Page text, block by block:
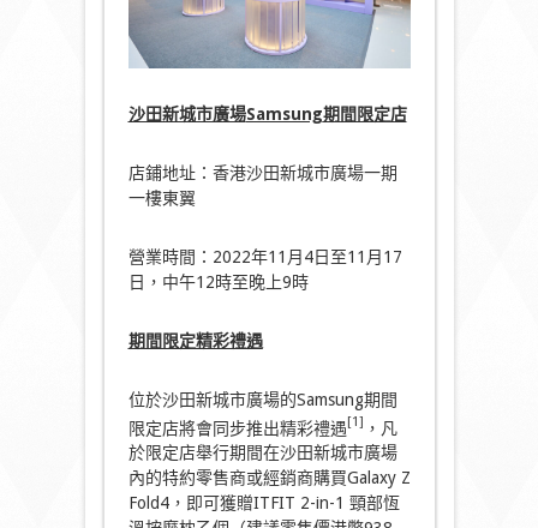
沙田新城市廣場Samsung期間限定店
店鋪地址：香港沙田新城市廣場一期
一樓東翼
營業時間：2022年11月4日至11月17
日，中午12時至晚上9時
期間限定精彩禮遇
位於沙田新城市廣場的Samsung期間
限定店將會同步推出精彩禮遇[1] ，凡
於限定店舉行期間在沙田新城市廣場
內的特約零售商或經銷商購買Galaxy Z
Fold4，即可獲贈ITFIT 2-in-1 頸部恆